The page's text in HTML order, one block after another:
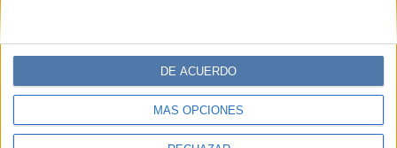
MÁS OPCIONES
DE ACUERDO